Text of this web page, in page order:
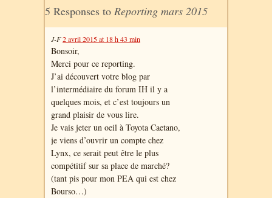
5 Responses to Reporting mars 2015
J-F2 avril 2015 at 18 h 43 min
Bonsoir,
Merci pour ce reporting.
J’ai découvert votre blog par
l’intermédiaire du forum IH il y a
quelques mois, et c’est toujours un
grand plaisir de vous lire.
Je vais jeter un oeil à Toyota Caetano,
je viens d’ouvrir un compte chez
Lynx, ce serait peut être le plus
compétitif sur sa place de marché?
(tant pis pour mon PEA qui est chez
Bourso…)